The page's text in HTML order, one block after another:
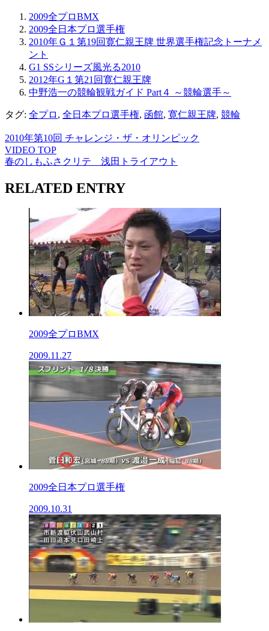
2009全プロBMX
2009全日本プロ選手権
2010年Ｇ１第19回寛仁親王牌 世界選手権記念トーナメ
ント
G1 SSシリーズ風光る2010
2012年G１第21回寛仁親王牌
中野浩一の競輪観戦ガイド Part４ ～競輪選手～
タグ: 全プロ , 全日本プロ選手権, 函館, 寛仁親王牌, 競輪
2010年第10回 チャレンジ・ザ・オリンピック
VIDEO TOP
春のしもふさクリテ 浅田トライアウト
RELATED ENTRY
2009全プロBMX
2009.11.27
2009全日本プロ選手権
2009.10.31